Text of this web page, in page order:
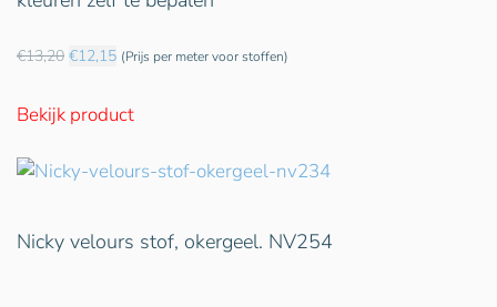
€13,20
Oorspronkelijke
was:
€12,15
Huidige
is:
(Prijs per meter voor stoffen)
Bekijk product
Nicky velours stof, okergeel. NV254